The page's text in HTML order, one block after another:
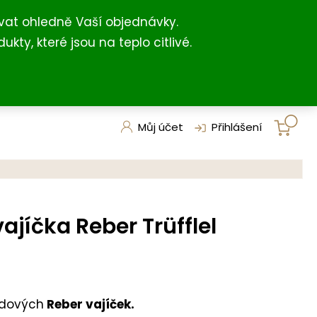
ohledně Vaší objednávky.
které jsou na teplo citlivé.
+420 731 127 211 (For English)
Můj účet Přihlášení
Reber Trüfflel
Reber vajíček.